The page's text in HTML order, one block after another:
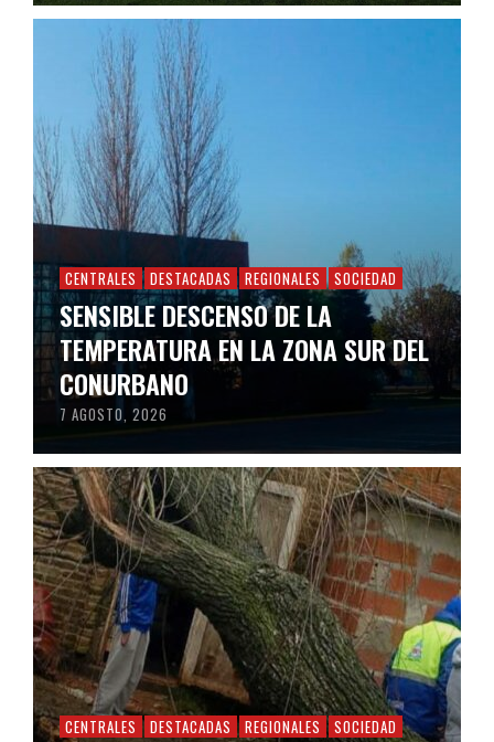
CENTRALES DESTACADAS REGIONALES SOCIEDAD
SENSIBLE DESCENSO DE LA
TEMPERATURA EN LA ZONA SUR DEL
CONURBANO
7 AGOSTO, 2026
CENTRALES DESTACADAS REGIONALES SOCIEDAD